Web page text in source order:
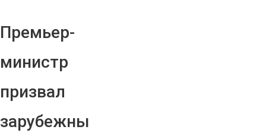
Премьер-
министр
призвал
зарубежны